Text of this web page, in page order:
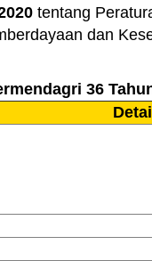
tentang
dan
36